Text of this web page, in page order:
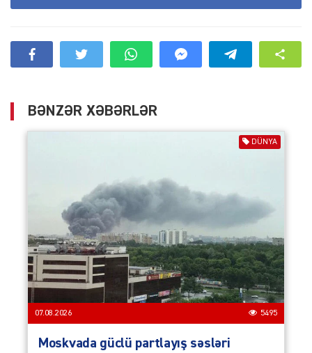
BƏNZƏR XƏBƏRLƏR
DÜNYA
07.08.2026 5495
Moskvada güclü partlayış səsləri